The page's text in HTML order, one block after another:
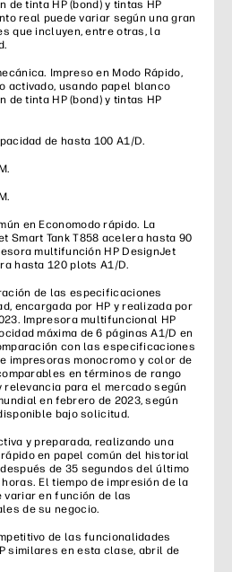
de tinta HP (bond) y tintas HP
real puede variar según una gran
que incluyen, entre otras, la
Impreso en Modo Rápido,
activado, usando papel blanco
de tinta HP (bond) y tintas HP
de hasta 100 A1/D.
en Economodo rápido. La
Smart Tank T858 acelera hasta 90
multifunción HP DesignJet
hasta 120 plots A1/D.
de las especificaciones
encargada por HP y realizada por
Impresora multifuncional HP
máxima de 6 páginas A1/D en
con las especificaciones
impresoras monocromo y color de
en términos de rango
relevancia para el mercado según
en febrero de 2023, según
bajo solicitud.
y preparada, realizando una
en papel común del historial
de 35 segundos del último
El tiempo de impresión de la
variar en función de las
de su negocio.
de las funcionalidades
similares en esta clase, abril de